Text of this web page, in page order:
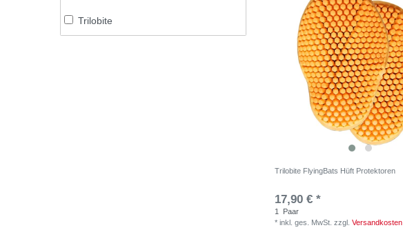
Trilobite
Trilobite FlyingBats Hüft Protektoren
17,90 € *
1
Paar
*inkl. ges. MwSt. zzgl.Versandkosten